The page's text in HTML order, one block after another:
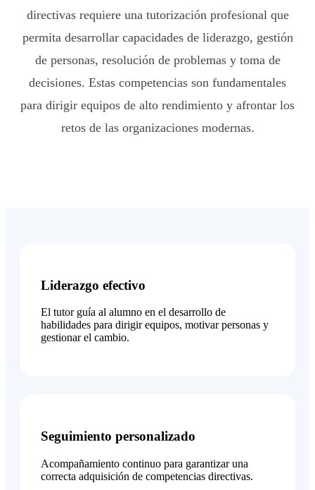
directivas requiere una tutorización profesional que
permita desarrollar capacidades de liderazgo, gestión
de personas, resolución de problemas y toma de
decisiones. Estas competencias son fundamentales
para dirigir equipos de alto rendimiento y afrontar los
retos de las organizaciones modernas.
Liderazgo efectivo
El tutor guía al alumno en el desarrollo de
habilidades para dirigir equipos, motivar personas y
gestionar el cambio.
Seguimiento personalizado
Acompañamiento continuo para garantizar una
correcta adquisición de competencias directivas.